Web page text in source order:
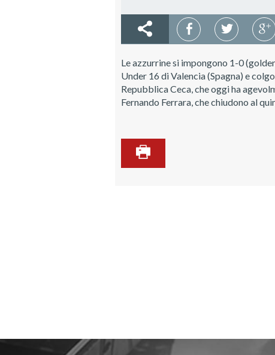
Le azzurrine si impongono 1-0
Under 16 di Valencia (Spagna) e
Repubblica Ceca, che oggi ha
Fernando Ferrara, che chiudono al